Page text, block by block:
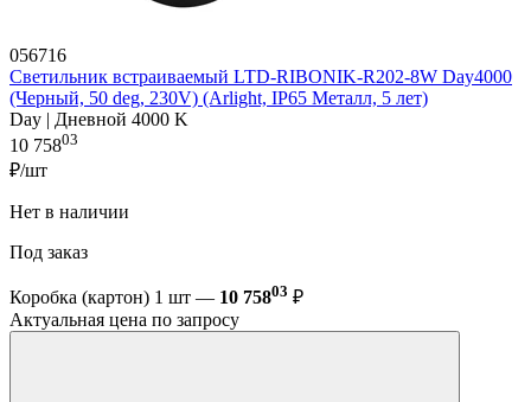
056716
Светильник встраиваемый LTD-RIBONIK-R202-8W Day4000
(Черный, 50 deg, 230V) (Arlight, IP65 Металл, 5 лет)
Day | Дневной 4000 K
10 75803
₽/шт
Нет в наличии
Под заказ
Коробка (картон) 1 шт — 10 75803 ₽
Актуальная цена по запросу